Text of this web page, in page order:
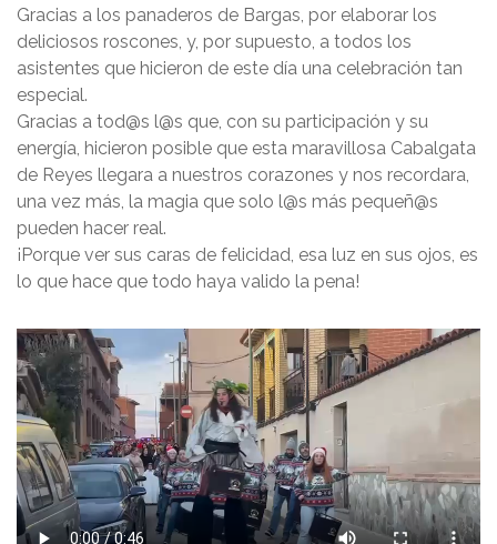
Gracias a los panaderos de Bargas, por elaborar los
deliciosos roscones, y, por supuesto, a todos los
asistentes que hicieron de este día una celebración tan
especial.
Gracias a tod@s l@s que, con su participación y su
energía, hicieron posible que esta maravillosa Cabalgata
de Reyes llegara a nuestros corazones y nos recordara,
una vez más, la magia que solo l@s más pequeñ@s
pueden hacer real.
¡Porque ver sus caras de felicidad, esa luz en sus ojos, es
lo que hace que todo haya valido la pena!